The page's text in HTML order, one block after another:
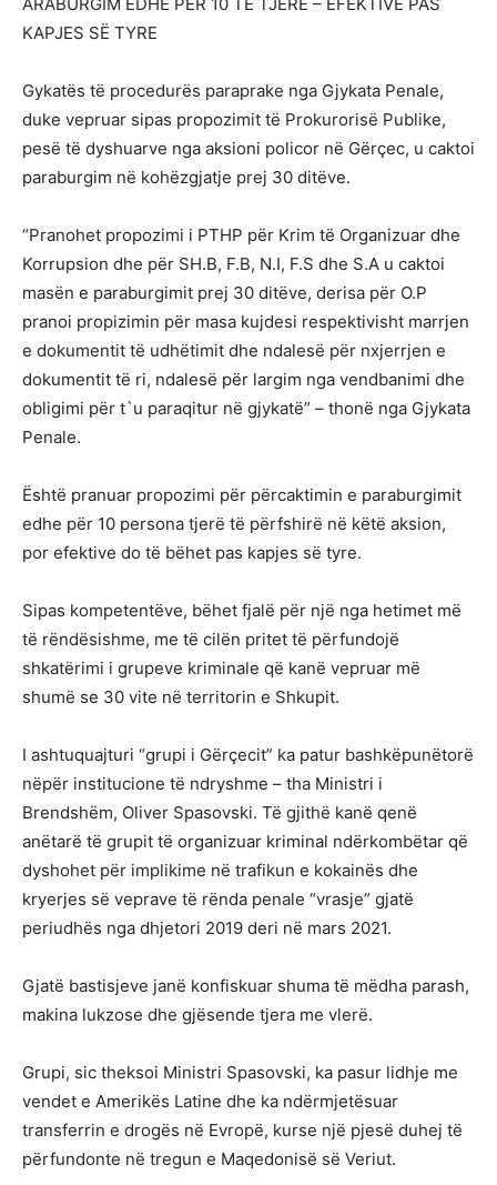
KAPJES SË TYRE
Gykatës të procedurës paraprake nga Gjykata Penale,
duke vepruar sipas propozimit të Prokurorisë Publike,
pesë të dyshuarve nga aksioni policor në Gërçec, u caktoi
paraburgim në kohëzgjatje prej 30 ditëve.
“Pranohet propozimi i PTHP për Krim të Organizuar dhe
Korrupsion dhe për SH.B, F.B, N.I, F.S dhe S.A u caktoi
masën e paraburgimit prej 30 ditëve, derisa për O.P
pranoi propizimin për masa kujdesi respektivisht marrjen
e dokumentit të udhëtimit dhe ndalesë për nxjerrjen e
dokumentit të ri, ndalesë për largim nga vendbanimi dhe
obligimi për t`u paraqitur në gjykatë” – thonë nga Gjykata
Penale.
Është pranuar propozimi për përcaktimin e paraburgimit
edhe për 10 persona tjerë të përfshirë në këtë aksion,
por efektive do të bëhet pas kapjes së tyre.
Sipas kompetentëve, bëhet fjalë për një nga hetimet më
të rëndësishme, me të cilën pritet të përfundojë
shkatërimi i grupeve kriminale që kanë vepruar më
shumë se 30 vite në territorin e Shkupit.
I ashtuquajturi “grupi i Gërçecit” ka patur bashkëpunëtorë
nëpër institucione të ndryshme – tha Ministri i
Brendshëm, Oliver Spasovski. Të gjithë kanë qenë
anëtarë të grupit të organizuar kriminal ndërkombëtar që
dyshohet për implikime në trafikun e kokainës dhe
kryerjes së veprave të rënda penale “vrasje” gjatë
periudhës nga dhjetori 2019 deri në mars 2021.
Gjatë bastisjeve janë konfiskuar shuma të mëdha parash,
makina lukzose dhe gjësende tjera me vlerë.
Grupi, sic theksoi Ministri Spasovski, ka pasur lidhje me
vendet e Amerikës Latine dhe ka ndërmjetësuar
transferrin e drogës në Evropë, kurse një pjesë duhej të
përfundonte në tregun e Maqedonisë së Veriut.